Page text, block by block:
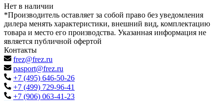
Нет в наличии
*Производитель оставляет за собой право без уведомления
дилера менять характеристики, внешний вид, комплектацию
товара и место его производства. Указанная информация не
является публичной офертой
Контакты
frez@frez.ru
pasport@frez.ru
+7 (495) 646-50-26
+7 (499) 729-96-41
+7 (906) 063-41-23